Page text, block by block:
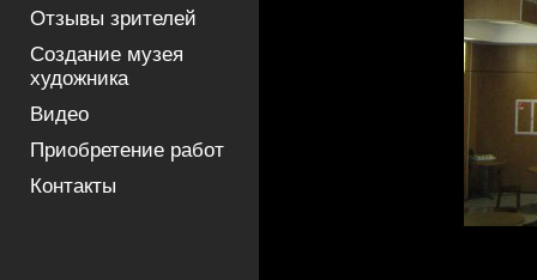
Отзывы зрителей
Создание музея
художника
Видео
Приобретение работ
Контакты